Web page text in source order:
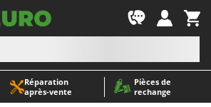
Réparation
après‑vente
Pièces de
rechange